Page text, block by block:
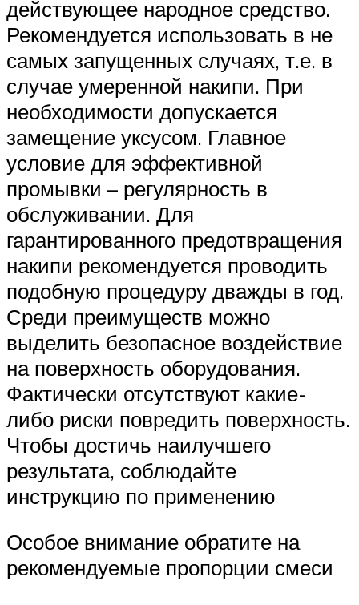
действующее народное средство.
Рекомендуется использовать в не
самых запущенных случаях, т.е. в
случае умеренной накипи. При
необходимости допускается
замещение уксусом. Главное
условие для эффективной
промывки – регулярность в
обслуживании. Для
гарантированного предотвращения
накипи рекомендуется проводить
подобную процедуру дважды в год.
Среди преимуществ можно
выделить безопасное воздействие
на поверхность оборудования.
Фактически отсутствуют какие-
либо риски повредить поверхность.
Чтобы достичь наилучшего
результата, соблюдайте
инструкцию по применению
Особое внимание обратите на
рекомендуемые пропорции смеси